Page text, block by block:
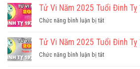
Vi
2025
Ất
Tử Vi Năm 2025 Tuổi Đinh Tỵ
Chức năng bình luận bị tắtở
Vi
2025
Tử Vi Năm 2025 Tuổi Đinh Tỵ
Chức năng bình luận bị tắtở